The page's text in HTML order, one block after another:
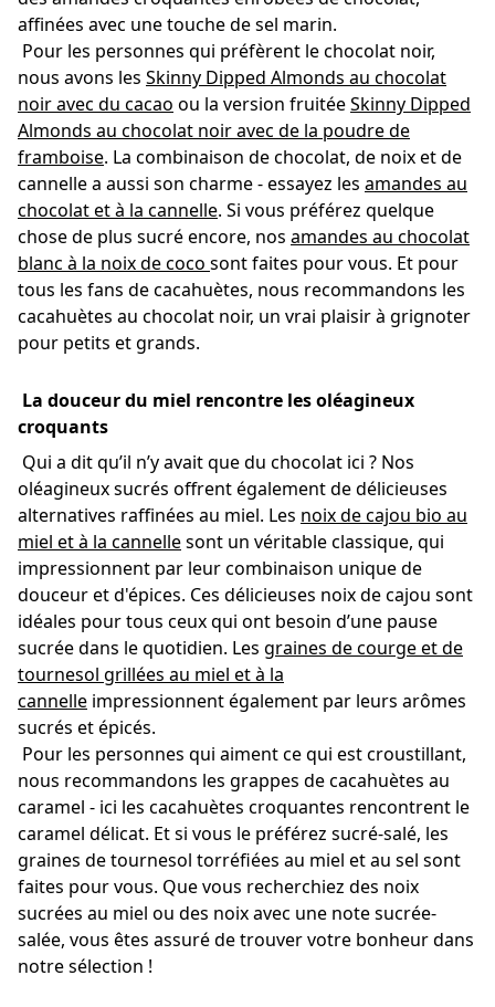
affinées avec une touche de sel marin.
Pour les personnes qui préfèrent le chocolat noir,
nous avons les Skinny Dipped Almonds au chocolat
noir avec du cacao ou la version fruitéeSkinny Dipped
Almonds au chocolat noir avec de la poudre de
framboise. La combinaison de chocolat, de noix et de
cannelle a aussi son charme - essayez les amandes au
chocolat et à la cannelle. Si vous préférez quelque
chose de plus sucré encore, nos amandes au chocolat
blanc à la noix de coco sont faites pour vous. Et pour
tous les fans de cacahuètes, nous recommandons les
cacahuètes au chocolat noir, un vrai plaisir à grignoter
pour petits et grands.
La douceur du miel rencontre les oléagineux
croquants
Qui a dit qu’il n’y avait que du chocolat ici ? Nos
oléagineux sucrés offrent également de délicieuses
alternatives raffinées au miel. Les noix de cajou bio au
miel et à la cannellesont un véritable classique, qui
impressionnent par leur combinaison unique de
douceur et d'épices. Ces délicieuses noix de cajou sont
idéales pour tous ceux qui ont besoin d’une pause
sucrée dans le quotidien. Les graines de courge et de
tournesol grillées au miel et à la
cannelle impressionnent également par leurs arômes
sucrés et épicés.
Pour les personnes qui aiment ce qui est croustillant,
nous recommandons les grappes de cacahuètes au
caramel - ici les cacahuètes croquantes rencontrent le
caramel délicat. Et si vous le préférez sucré-salé, les
graines de tournesol torréfiées au miel et au sel sont
faites pour vous. Que vous recherchiez des noix
sucrées au miel ou des noix avec une note sucrée-
salée, vous êtes assuré de trouver votre bonheur dans
notre sélection !